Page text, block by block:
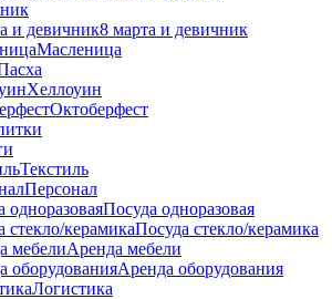
8 марта и девичник
Масленица
Хеллоуин
Октоберфест
Текстиль
Персонал
Посуда одноразовая
Посуда стекло/керамика
Аренда мебели
Аренда оборудования
Логистика